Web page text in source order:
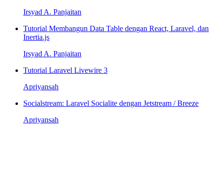
Irsyad A. Panjaitan
Tutorial Membangun Data Table dengan React, Laravel, dan
Inertia.js
Irsyad A. Panjaitan
Tutorial Laravel Livewire 3
Apriyansah
Socialstream: Laravel Socialite dengan Jetstream / Breeze
Apriyansah